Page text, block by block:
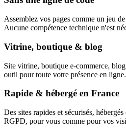
Assemblez vos pages comme un jeu
Aucune compétence technique n'est
Vitrine, boutique & blog
Site vitrine, boutique e-commerce,
outil pour toute votre présence en ligne.
Rapide & hébergé en France
Des sites rapides et sécurisés,
RGPD, pour vous comme pour vos